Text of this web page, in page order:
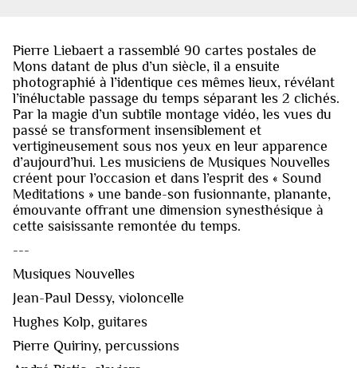
Pierre Liebaert a rassemblé 90 cartes postales de
Mons datant de plus d’un siècle, il a ensuite
photographié à l’identique ces mêmes lieux, révélant
l’inéluctable passage du temps séparant les 2 clichés.
Par la magie d’un subtile montage vidéo, les vues du
passé se transforment insensiblement et
vertigineusement sous nos yeux en leur apparence
d’aujourd’hui. Les musiciens de Musiques Nouvelles
créent pour l’occasion et dans l’esprit des « Sound
Meditations » une bande-son fusionnante, planante,
émouvante offrant une dimension synesthésique à
cette saisissante remontée du temps.
---
Musiques Nouvelles
Jean-Paul Dessy, violoncelle
Hughes Kolp, guitares
Pierre Quiriny, percussions